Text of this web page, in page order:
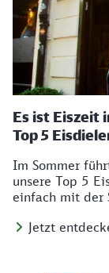
Es ist Eiszeit
Top 5
Im Sommer
unsere Top 5
einfach mit der
Jetzt